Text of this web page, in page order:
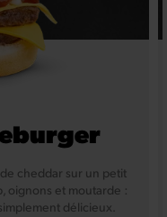
cheddar sur un petit
oignons et moutarde :
délicieux.